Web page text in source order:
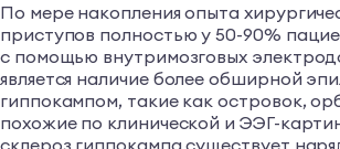
По мере накопления опыта
приступов полностью у 50-90%
с помощью внутримозговых
является наличие более обширной
гиппокампом, такие как островок,
похожие по клинической и ЭЭГ-